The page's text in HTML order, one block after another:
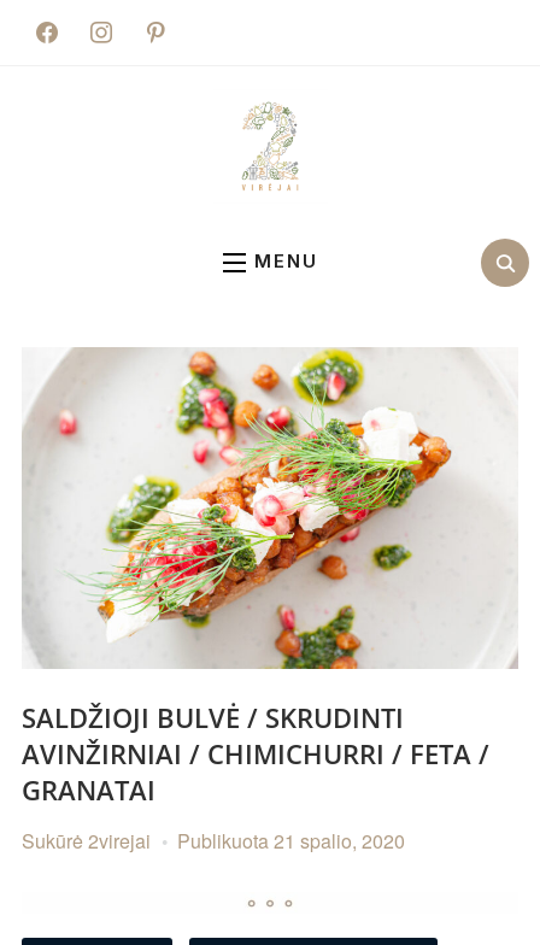
facebookinstagrampinterest
MENU
SALDŽIOJI BULVĖ / SKRUDINTI
AVINŽIRNIAI / CHIMICHURRI / FETA /
GRANATAI
Sukūrė 2virejai Publikuota 21 spalio, 2020